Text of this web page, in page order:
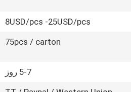
8USD/pcs -25USD/pcs
75pcs / carton
5-7 روز